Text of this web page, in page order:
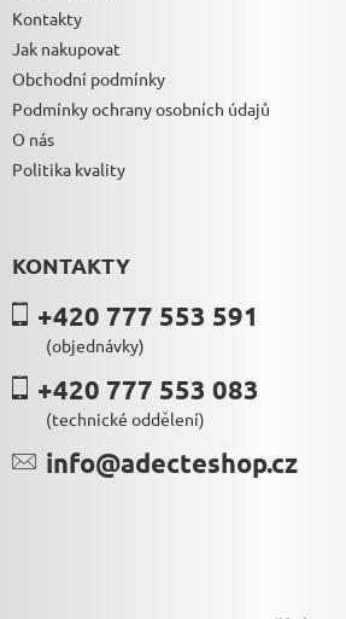
Kontakty
Jak nakupovat
Obchodní podmínky
Podmínky ochrany osobních údajů
O nás
Politika kvality
KONTAKTY
+420 777 553 591
(objednávky)
+420 777 553 083
(technické oddělení)
info@adecteshop.cz